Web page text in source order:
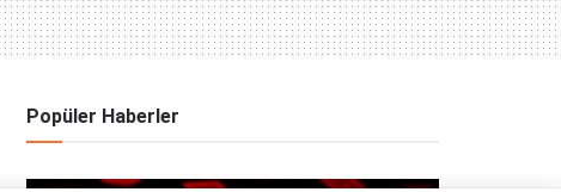
Popüler Haberler